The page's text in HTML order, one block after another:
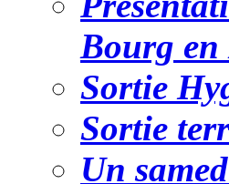
Bourg en
Sortie
Sortie
Un